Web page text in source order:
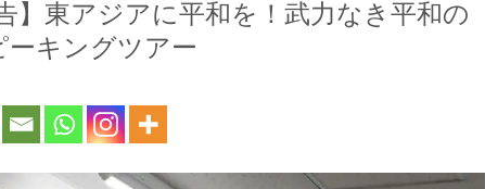
】東アジアに平和を！武力なき平和の
ーキングツアー